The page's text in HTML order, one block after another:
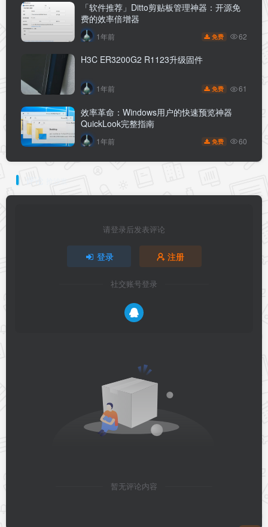
「软件推荐」Ditto剪贴板管理神器：开源免
费的效率倍增器
1年前 免费 62
H3C ER3200G2 R1123升级固件
1年前 免费 61
效率革命：Windows用户的快速预览神器
QuickLook完整指南
1年前 免费 60
请登录后发表评论
登录 注册
社交账号登录
暂无评论内容